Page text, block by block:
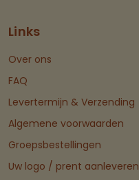
Links
Over ons
FAQ
Levertermijn & Verzending
Algemene voorwaarden
Groepsbestellingen
Uw logo / prent aanleveren